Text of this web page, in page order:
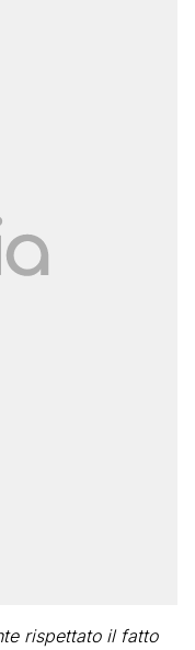
rispettato il fatto